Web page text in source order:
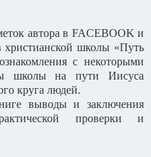
автора в FACEBOOK и
христианской школы «Путь
с некоторыми
школы на пути Иисуса
круга людей.
выводы и заключения
проверки и